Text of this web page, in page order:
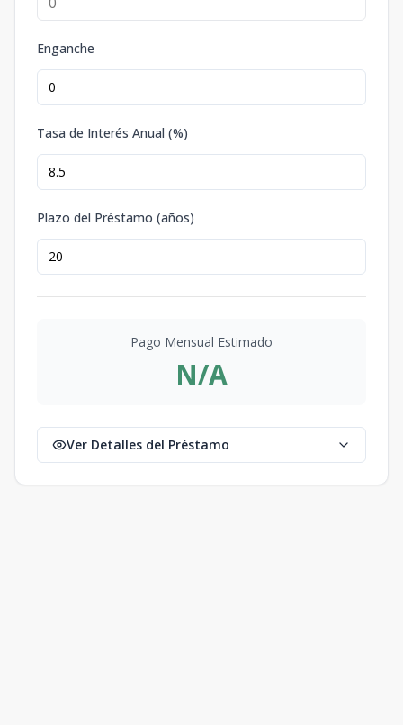
Enganche
Tasa de Interés Anual (%)
Plazo del Préstamo (años)
Pago Mensual Estimado
N/A
Ver Detalles del Préstamo